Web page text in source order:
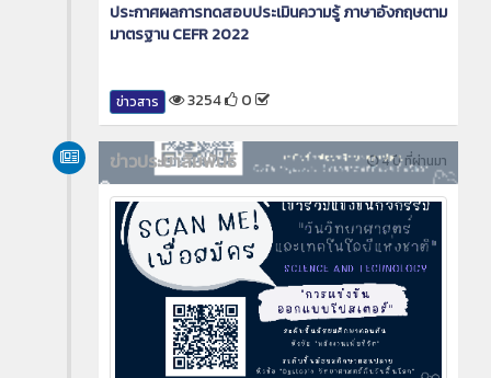
ประกาศผลการทดสอบประเมินความรู้ ภาษาอังกฤษตาม
มาตรฐาน CEFR 2022
ข่าวสาร 3254 0
4 ปี ที่ผ่านมา
ข่าวประชาสัมพันธ์